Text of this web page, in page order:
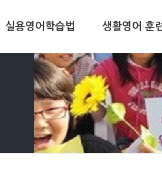
실용영어학습법 생활영어 훈